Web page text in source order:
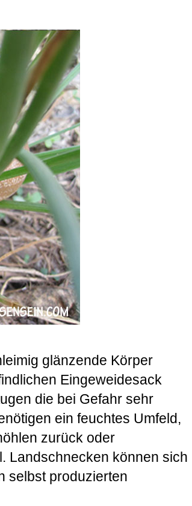
glänzende Körper
Eingeweidesack
die bei Gefahr sehr
ein feuchtes Umfeld,
zurück oder
Landschnecken können sich
selbst produzierten